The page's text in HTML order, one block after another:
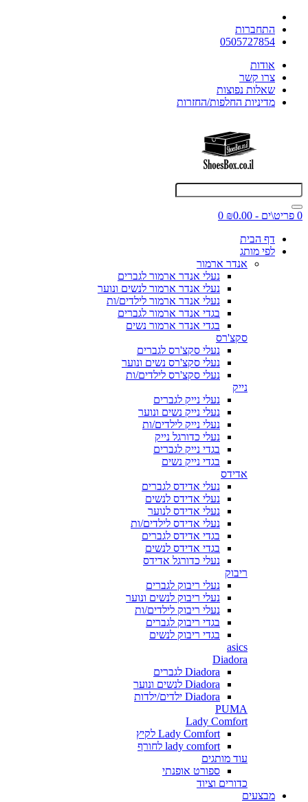
התחברות
0505727854
אודות
צרו קשר
שאלות נפוצות
מדיניות החלפות/החזרות
0 פריט\ים - ₪0.00
0
דף הבית
לפי מותג
אנדר ארמור
נעלי אנדר ארמור לגברים
נעלי אנדר ארמור לנשים ונוער
נעלי אנדר ארמור לילדים/ות
בגדי אנדר ארמור לגברים
בגדי אנדר ארמור נשים
סקצ'רס
נעלי סקצ'רס לגברים
נעלי סקצ'רס נשים ונוער
נעלי סקצ'רס לילדים/ות
נייק
נעלי נייק לגברים
נעלי נייק נשים ונוער
נעלי נייק לילדים/ות
נעלי כדורגל נייק
בגדי נייק לגברים
בגדי נייק נשים
אדידס
נעלי אדידס לגברים
נעלי אדידס לנשים
נעלי אדידס לנוער
נעלי אדידס לילדים/ות
בגדי אדידס לגברים
בגדי אדידס לנשים
נעלי כדורגל אדידס
ריבוק
נעלי ריבוק לגברים
נעלי ריבוק לנשים ונוער
נעלי ריבוק לילדים/ות
בגדי ריבוק לגברים
בגדי ריבוק לנשים
asics
Diadora
Diadora לגברים
Diadora לנשים ונוער
Diadora ילדים/ילדות
PUMA
Lady Comfort
Lady Comfort לקיץ
lady comfort לחורף
עוד מותגים
ספורט אופנתי
כדורים וציוד
מבצעים